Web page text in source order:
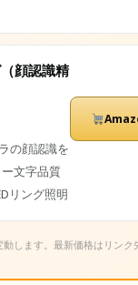
顔認識精
の顔認識を
文字品質
リング照明
します。最新価格はリンク